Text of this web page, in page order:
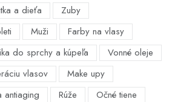
a dieťa
Zuby
Muži
Farby na vlasy
do sprchy a kúpeľa
Vonné oleje
vlasov
Make upy
antiaging
Rúže Očné tiene